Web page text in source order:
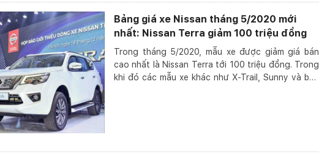
Bảng giá xe Nissan tháng 5/2020 mới
nhất: Nissan Terra giảm 100 triệu đồng
Trong tháng 5/2020, mẫu xe được giảm giá bán
cao nhất là Nissan Terra tới 100 triệu đồng. Trong
khi đó các mẫu xe khác như X-Trail, Sunny và bán